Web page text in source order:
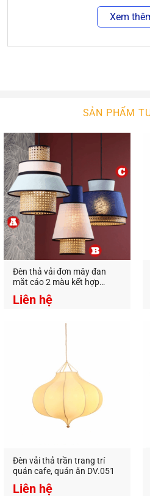
Không gian nội thất hay
tâm nhất trong việc tạo ra
gian năng động, tươi trẻ. Nó
phú về kiểu dáng thiết kế,
xinh đẹp. Với công nghệ
không gian của bạn sẽ bừng
2.Đèn Thả VảiAn An
An An Decor sẽ giúp bạn
công trình đèn vải mà
hoặc giá quá cao so với chi
đèn vải có nhiều sản phẩm
đăng tải hết, bạn muốn tìm
để biết thêm nhé!
Tư vấn, thiết kế, sản
theo yêu cầu.
Nếu mẫuđèn thả công
hàng, nhà ở cực đẹp này
cầu thiết kế của bạn. Bạn
phẩm đèn gỗ khác trong
công nghiệp
Xem
SẢN PHẨM
Đèn thả vải đơn mây đan
mắt cáo 2 màu kết hợp
DV.031
Liên hệ
Đèn vải thả trần trang trí
quán cafe, quán ăn DV.051
Liên hệ